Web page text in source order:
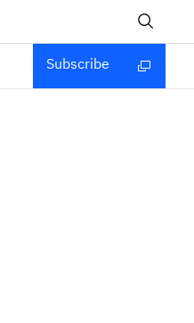
Subscribe